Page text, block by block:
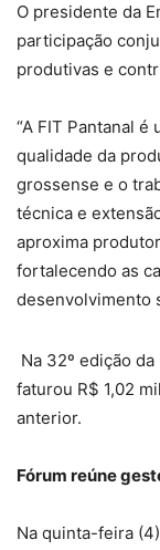
O presidente da
participação
produtivas e
“A FIT Pantanal
qualidade da
grossense e o
técnica e
aproxima
fortalecendo as
desenvolvimento
Na 32º edição
faturou R$ 1,02
anterior.
Fórum reúne
Na quinta-feira